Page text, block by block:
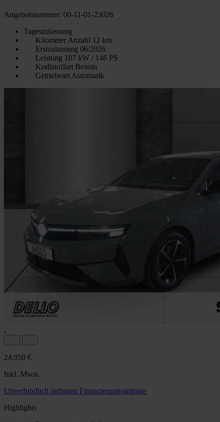
Angebotsnummer: 00-11-01-23026
Tageszulassung
Kilometer Anzahl 12 km
Erstzulassung 06/2026
Leistung 107 kW / 146 PS
Kraftstoffart Benzin
Getriebeart Automatik
24.950 €
Inkl. Mwst.
Unverbindlich anfragen Finanzierungsanfrage
Highlights